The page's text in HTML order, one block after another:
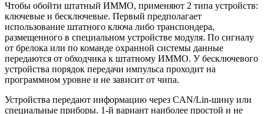
Чтобы обойти штатный ИММО, применяют 2 типа устройств:
ключевые и бесключевые. Первый предполагает
использование штатного ключа либо транспондера,
размещенного в специальном устройстве модуля. По сигналу
от брелока или по команде охранной системы данные
передаются от обходчика к штатному ИММО. У бесключевого
устройства порядок передачи импульса проходит на
программном уровне и не зависит от чипа.
Устройства передают информацию через CAN/Lin-шину или
специальные приборы. 1-й вариант наиболее простой и не